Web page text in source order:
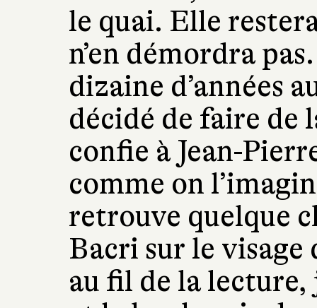
le quai. Elle
n’en démordra
dizaine d’années
décidé de faire de
confie à Jean-
comme on
retrouve quelque
Bacri sur le visage
au fil de la lecture,